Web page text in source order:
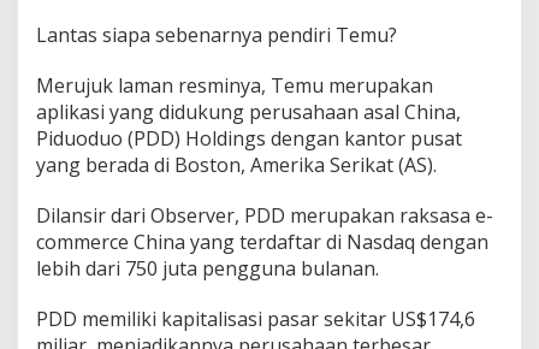
I
Lantas siapa sebenarnya pendiri Temu?
Merujuk laman resminya, Temu merupakan
aplikasi yang didukung perusahaan asal China,
Piduoduo (PDD) Holdings dengan kantor pusat
yang berada di Boston, Amerika Serikat (AS).
Dilansir dari Observer, PDD merupakan raksasa e-
commerce China yang terdaftar di Nasdaq dengan
lebih dari 750 juta pengguna bulanan.
PDD memiliki kapitalisasi pasar sekitar US$174,6